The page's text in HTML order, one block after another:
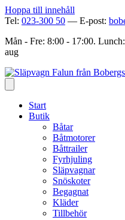
Hoppa till innehåll
Tel: 023-300 50 — E-post:
Mån - Fre: 8:00 - 17:00.
aug
Start
Butik
Båtar
Båtmotorer
Båttrailer
Fyrhjuling
Släpvagnar
Snöskoter
Begagnat
Kläder
Tillbehör